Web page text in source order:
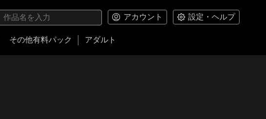
アカウント 設定・ヘルプ
その他有料パック アダルト